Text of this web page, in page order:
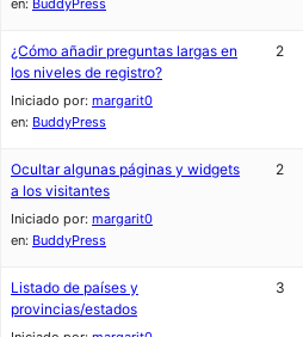
en: BuddyPress
¿Cómo añadir preguntas largas en
los niveles de registro?
Iniciado por: margarit0
en: BuddyPress
2
Ocultar algunas páginas y widgets
a los visitantes
Iniciado por: margarit0
en: BuddyPress
2
Listado de países y
provincias/estados
3